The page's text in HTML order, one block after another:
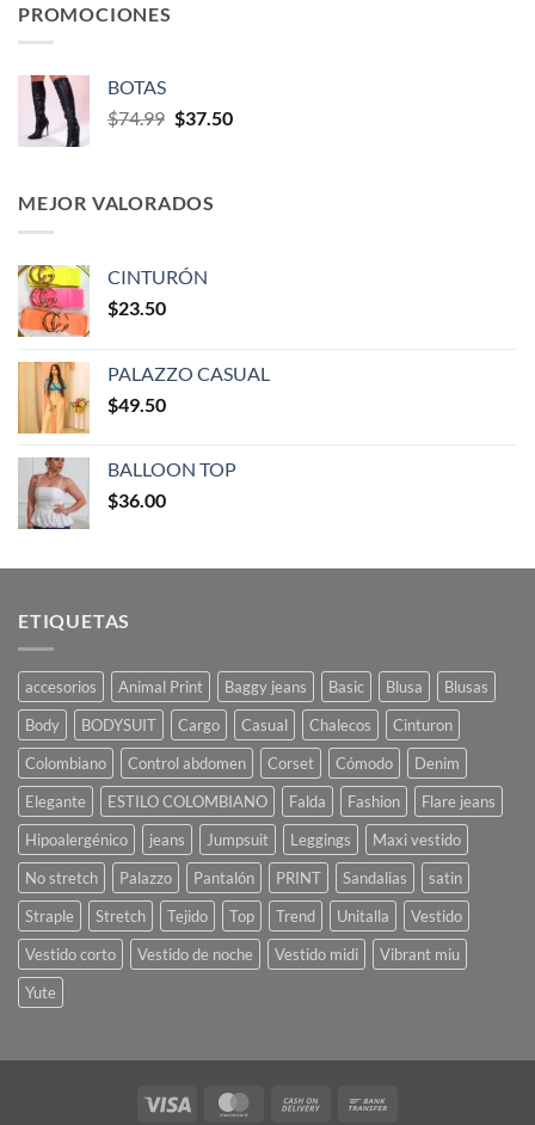
PROMOCIONES
BOTAS
$74.99 $37.50
MEJOR VALORADOS
CINTURÓN
$23.50
PALAZZO CASUAL
$49.50
BALLOON TOP
$36.00
ETIQUETAS
accesorios Animal Print Baggy jeans Basic Blusa
Blusas
Body
BODYSUIT Cargo Casual Chalecos
Cinturon
Colombiano
Control abdomen Corset Cómodo
Denim
Elegante
ESTILO COLOMBIANO Falda Fashion
Flare jeans
Hipoalergénico
jeans Jumpsuit Leggings
Maxi vestido
No stretch
Palazzo Pantalón PRINT Sandalias
satin
Straple
Stretch Tejido Top Trend Unitalla
Vestido
Vestido corto
Vestido de noche Vestido midi
Vibrant miu
Yute